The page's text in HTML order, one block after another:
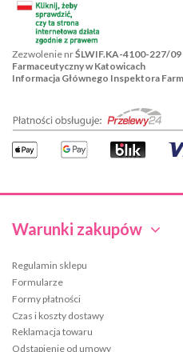
Warunki zakupów
Regulamin sklepu
Formularze
Formy płatności
Czas i koszty dostawy
Reklamacja towaru
Odstąpienie od umowy
Zezwolenie nrŚLWIF.KA-4100-227/
Farmaceutyczny w Katowicach
Informacja Głównego Inspektora